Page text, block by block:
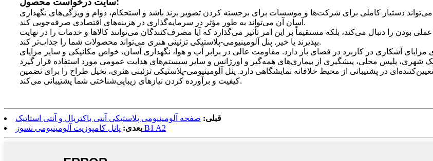
دستیار کاملی برای شرکت‌ها و موسسات برای برجسته کردن تصویر برند باشد و استحکام، دوام و ویژگی‌های نگهداری
آسان آن می‌تواند به طور مؤثر در سرمایه‌گذاری در هزینه‌های اقتصادی صرفه‌جویی کند.
را دنبال می‌کند، بلکه مستقیماً بر این امر تأثیر می‌گذارد که آیا مصرف‌کنندگان می‌توانند کالاها و خدمات را در نهایت
بپذیرند یا خیر. پنل آلومینیومی-پلاستیکی تزئینی هنری می‌تواند محصولات شما را جذاب‌تر کند.
آشکاری در کاربرد در فضای باز دارد. مقاومت عالی در برابر آب و هوا، نگهداری آسان، خواص مکانیکی و سایر مزایای
در پشتیبانی از محیط خلاقانه نمایشگاهی دارد. پنل آلومینیومی-پلاستیکی تزئینی هنری، تخیل طراح را برای تضمین
کیفیت و برآورده کردن نیازهای زیبایی‌شناختی شما پشتیبانی می‌کند.
قبلی: صفحه آلومینیومی پلاستیکی آنتی باکتریال و آنتی استاتیک
بعدی: پانل کامپوزیت آلومینیومی نسوز B1 A2